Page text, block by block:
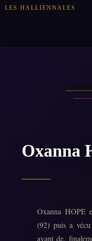
LES HALLIENNALES
Oxanna
Oxanna HOPE
(92) puis a
avant de,